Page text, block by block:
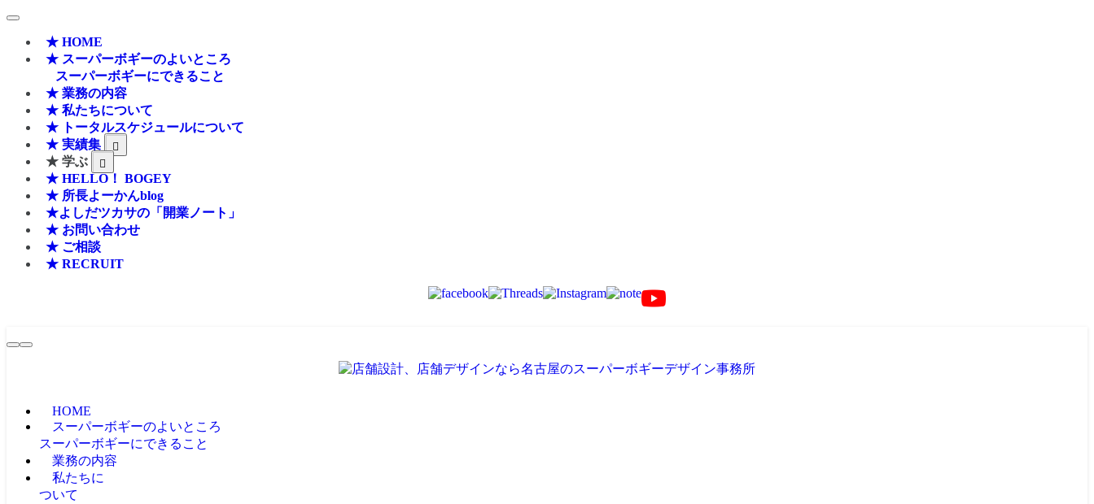
★ HOME
★ スーパーボギーのよいところ
スーパーボギーにできること
★ 業務の内容
★ 私たちについて
★ トータルスケジュールについて
★ 実績集
★ 学ぶ
★ HELLO！ BOGEY
★ 所長よーかんblog
★よしだツカサの「開業ノート」
★ お問い合わせ
★ ご相談
★ RECRUIT
HOME
スーパーボギーのよいところ
スーパーボギーにできること
業務の内容
私たちに
ついて